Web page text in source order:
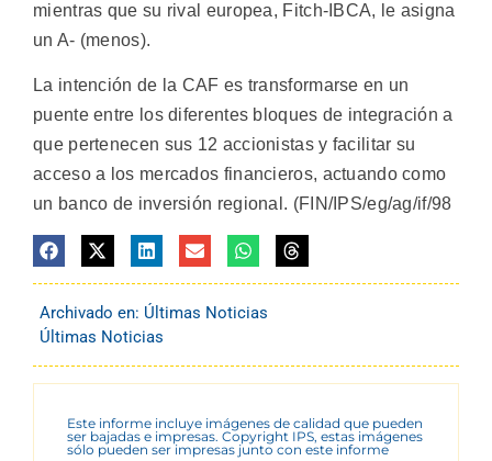
mientras que su rival europea, Fitch-IBCA, le asigna
un A- (menos).
La intención de la CAF es transformarse en un
puente entre los diferentes bloques de integración a
que pertenecen sus 12 accionistas y facilitar su
acceso a los mercados financieros, actuando como
un banco de inversión regional. (FIN/IPS/eg/ag/if/98
Archivado en: Últimas Noticias
Últimas Noticias
Este informe incluye imágenes de calidad que pueden
ser bajadas e impresas. Copyright IPS, estas imágenes
sólo pueden ser impresas junto con este informe